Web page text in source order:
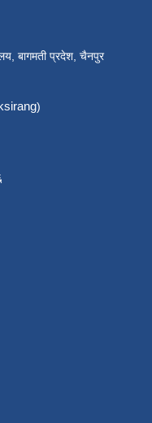
बागमती प्रदेश, चैनपुर
)